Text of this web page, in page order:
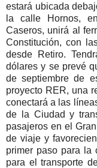
estará ubicada
la calle Hornos,
Caseros, unirá al
Constitución, con
desde Retiro.
dólares y se prevé
de septiembre de
proyecto RER, una
conectará a las
de la Ciudad y
pasajeros en el
de viaje y
primer paso para la
para el transporte